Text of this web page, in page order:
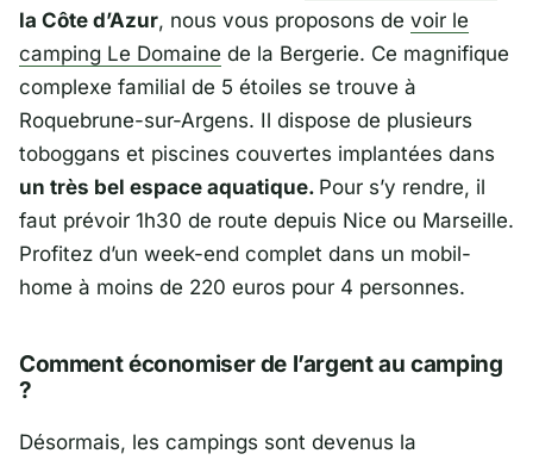
la Côte d’Azur, nous vous proposons de voir le
camping Le Domaine de la Bergerie. Ce magnifique
complexe familial de 5 étoiles se trouve à
Roquebrune-sur-Argens. Il dispose de plusieurs
toboggans et piscines couvertes implantées dans
un très bel espace aquatique. Pour s’y rendre, il
faut prévoir 1h30 de route depuis Nice ou Marseille.
Profitez d’un week-end complet dans un mobil-
home à moins de 220 euros pour 4 personnes.
Comment économiser de l’argent au camping
?
Désormais, les campings sont devenus la